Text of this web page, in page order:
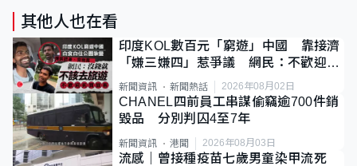
其他人也在看
印度KOL數百元「窮遊」中國 靠接濟
「嫌三嫌四」惹爭議 網民：不歡迎劣
質旅客
新聞資訊 新聞熱話 2026年08月02日
CHANEL四前員工串謀偷竊逾700件銷
毀品 分別判囚4至7年
新聞資訊 港聞 2026年08月03日
流感｜曾接種疫苗七歲男童染甲流死